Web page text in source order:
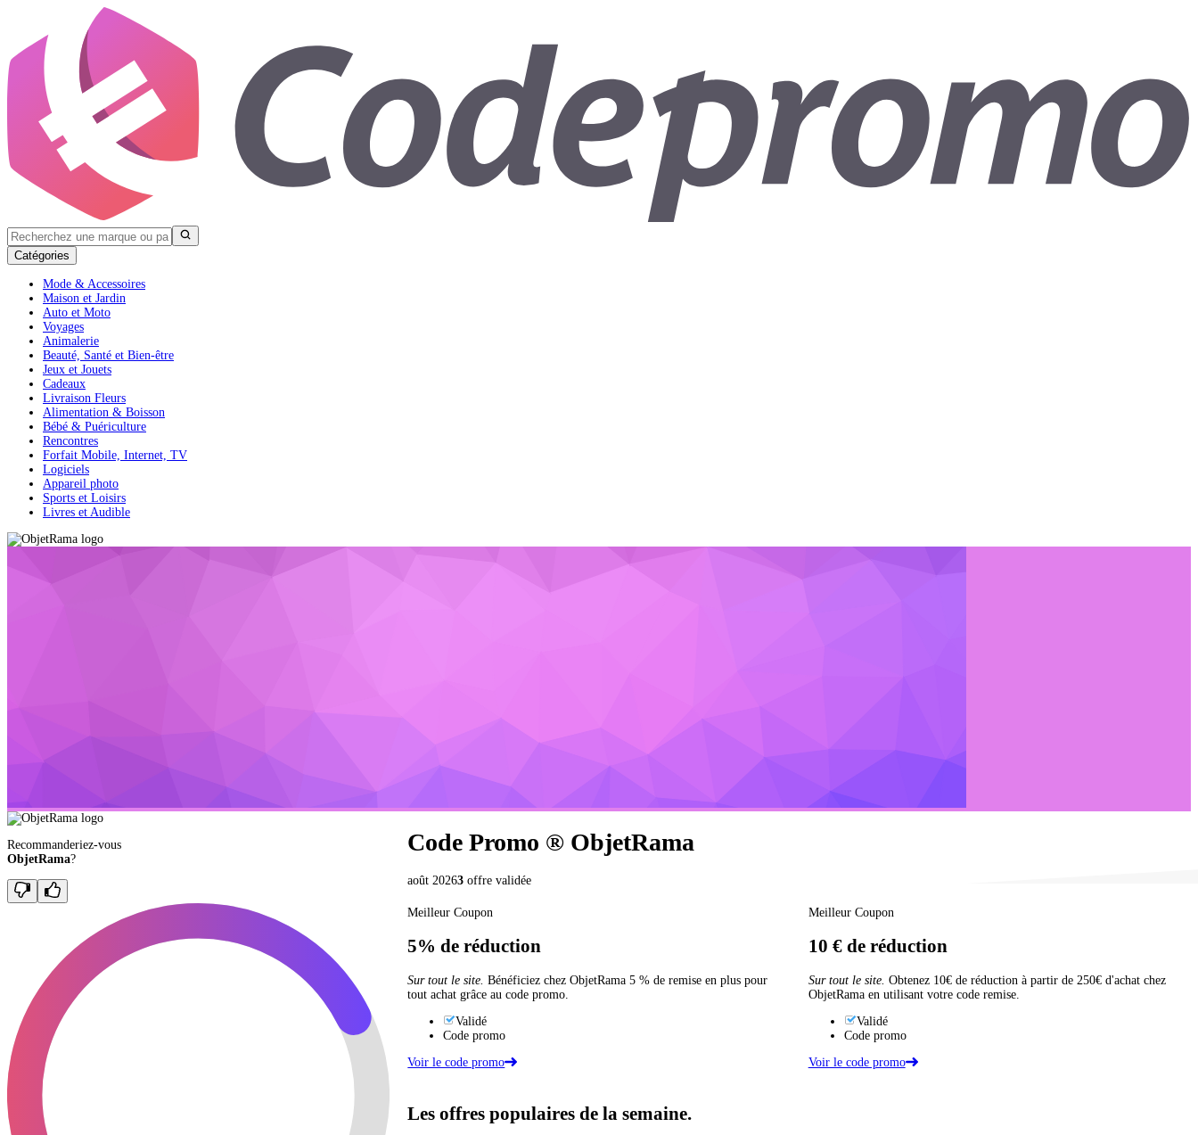
Catégories
Mode & Accessoires
Maison et Jardin
Auto et Moto
Voyages
Animalerie
Beauté, Santé et Bien-être
Jeux et Jouets
Cadeaux
Livraison Fleurs
Alimentation & Boisson
Bébé & Puériculture
Rencontres
Forfait Mobile, Internet, TV
Logiciels
Appareil photo
Sports et Loisirs
Livres et Audible
Code Promo ® ObjetRama
août 20263 offre validée
Meilleur Coupon
5% de réduction
Sur tout le site. Bénéficiez chez ObjetRama 5 % de remise en plus pour
tout achat grâce au code promo.
Validé
Code promo
Voir le code promo
Meilleur Coupon
10 € de réduction
Sur tout le site. Obtenez 10€ de réduction à partir de 250€ d'achat chez
ObjetRama en utilisant votre code remise.
Validé
Code promo
Voir le code promo
Les offres populaires de la semaine.
Recommanderiez-vous
ObjetRama?